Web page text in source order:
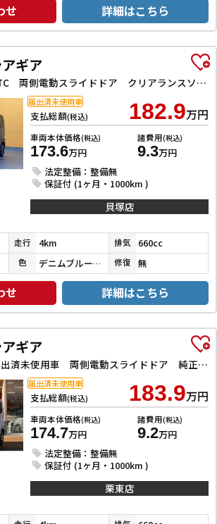
せ 詳細はこちら
ギア
ハイブリッドXZ ETC 両側電動スライドドア クリアランスソナー オートクルーズコントロール レーンアシスト 衝突被害軽減システム LEDヘッドランプ ヘッドライトウォッシャー スマートキー 電動格納ミラー
支払総額(税込) 182.9万円
車両本体価格(税込)
173.6万円
諸費用(税込)
9.3万円
法定整備：整備無
保証付 (1ヶ月・1000km )
届出済未使用車
貝塚店
走行 4km 排気 660cc
色 デニムブルーメタリック／ミネラルグレー 修復 無
せ 詳細はこちら
ギア
ハイブリッドXZ 届出済未使用車 両側電動スライドドア 純正アルミホイール ルーフレール 後席オットマン クリアランスソナー オートクルーズコントロール レーンアシスト 衝突被害軽減システム LEDヘッドランプ
支払総額(税込) 183.9万円
車両本体価格(税込)
174.7万円
諸費用(税込)
9.2万円
法定整備：整備無
保証付 (1ヶ月・1000km )
届出済未使用車
栗東店